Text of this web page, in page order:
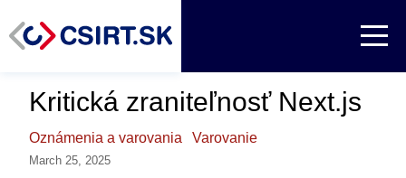
Kritická zraniteľnosť Next.js
Oznámenia a varovania Varovanie
March 25, 2025